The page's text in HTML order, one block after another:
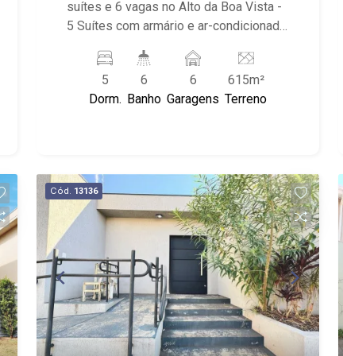
suítes e 6 vagas no Alto da Boa Vista -
5 Suítes com armário e ar-condicionado
dois ambientes - Escritório - Sala de
jantar - Cozinha planejada - Área de
serviço com banheiro e dormitório -
Próximo a Panificadora Panini, Espaço
Jo cabelereiros, entre avenidas Prof
Fiusa e Independência
5
Dorm.
6
Banho
6
Garagens
615m²
Terreno
Cód. 13136